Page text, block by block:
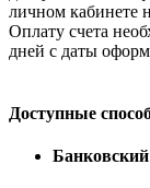
личном кабинете
Оплату счета
дней с даты
Доступные